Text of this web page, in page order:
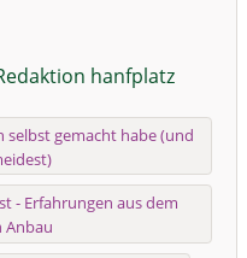
hanfplatz
selbst gemacht habe (und
- Erfahrungen aus dem
Anbau